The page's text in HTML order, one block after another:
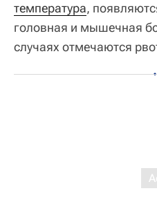
температура,
головная и мышечная
случаях отмечаются